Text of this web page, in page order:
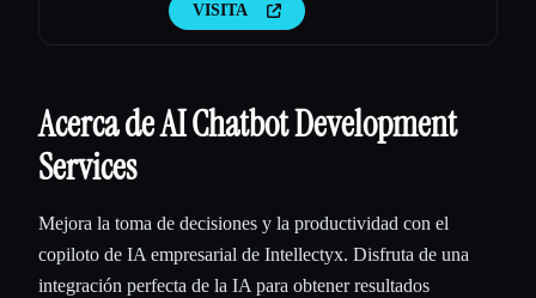
VISITA
Acerca de AI Chatbot Development
Services
Mejora la toma de decisiones y la productividad con el
copiloto de IA empresarial de Intellectyx. Disfruta de una
integración perfecta de la IA para obtener resultados